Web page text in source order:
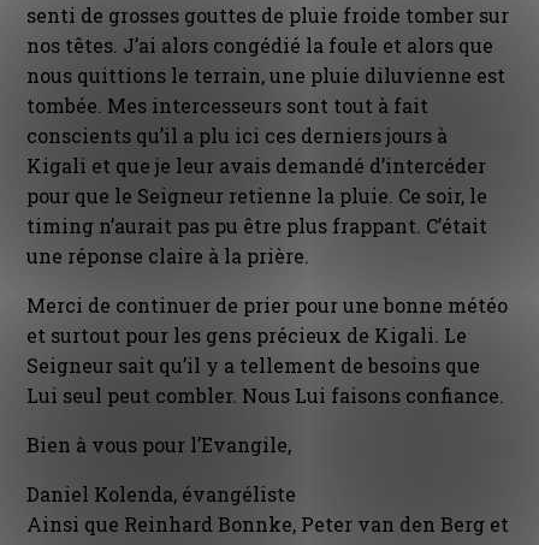
senti de grosses gouttes de pluie froide tomber sur
nos têtes. J’ai alors congédié la foule et alors que
nous quittions le terrain, une pluie diluvienne est
tombée. Mes intercesseurs sont tout à fait
conscients qu’il a plu ici ces derniers jours à
Kigali et que je leur avais demandé d’intercéder
pour que le Seigneur retienne la pluie. Ce soir, le
timing n’aurait pas pu être plus frappant. C’était
une réponse claire à la prière.
Merci de continuer de prier pour une bonne météo
et surtout pour les gens précieux de Kigali. Le
Seigneur sait qu’il y a tellement de besoins que
Lui seul peut combler. Nous Lui faisons confiance.
Bien à vous pour l’Evangile,
Daniel Kolenda, évangéliste
Ainsi que Reinhard Bonnke, Peter van den Berg et